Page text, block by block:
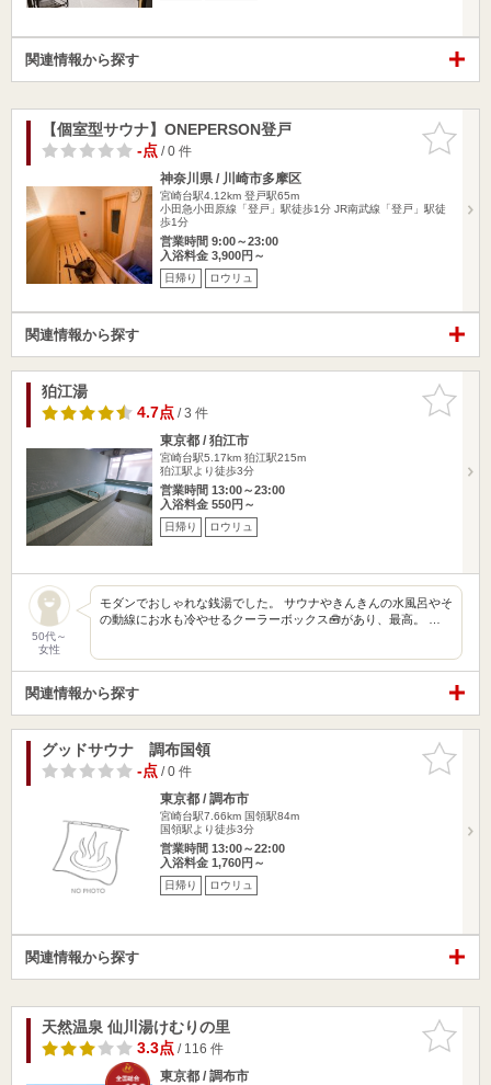
関連情報から探す
お気に入
りに追加
【個室型サウナ】ONEPERSON登戸
-点/ 0 件
神奈川県 / 川崎市多摩区
宮崎台駅4.12km 登戸駅65m
小田急小田原線「登戸」駅徒歩1分 JR南武線「登戸」駅徒
歩1分
営業時間 9:00～23:00
入浴料金 3,900円～
日帰り ロウリュ
関連情報から探す
お気に入
りに追加
狛江湯
4.7点/ 3 件
東京都 / 狛江市
宮崎台駅5.17km 狛江駅215m
狛江駅より徒歩3分
営業時間 13:00～23:00
入浴料金 550円～
日帰り ロウリュ
50代～
女性
モダンでおしゃれな銭湯でした。 サウナやきんきんの水風呂やそ
の動線にお水も冷やせるクーラーボックス🧰があり、最高。 …
関連情報から探す
お気に入
りに追加
グッドサウナ 調布国領
-点/ 0 件
東京都 / 調布市
宮崎台駅7.66km 国領駅84m
国領駅より徒歩3分
営業時間 13:00～22:00
入浴料金 1,760円～
日帰り ロウリュ
関連情報から探す
お気に入
りに追加
天然温泉 仙川湯けむりの里
3.3点/ 116 件
東京都 / 調布市